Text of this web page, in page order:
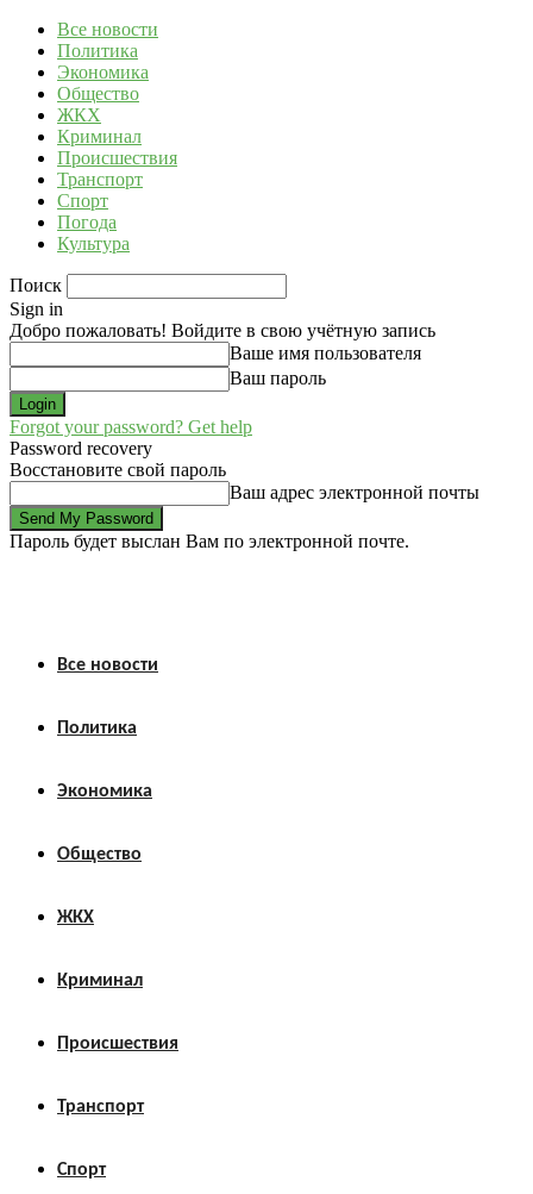
Все новости
Политика
Экономика
Общество
ЖКХ
Криминал
Происшествия
Транспорт
Спорт
Погода
Культура
Поиск
Sign in
Добро пожаловать! Войдите в свою учётную запись
Ваше имя пользователя
Ваш пароль
Forgot your password? Get help
Password recovery
Восстановите свой пароль
Ваш адрес электронной почты
Пароль будет выслан Вам по электронной почте.
Все новости
Политика
Экономика
Общество
ЖКХ
Криминал
Происшествия
Транспорт
Спорт